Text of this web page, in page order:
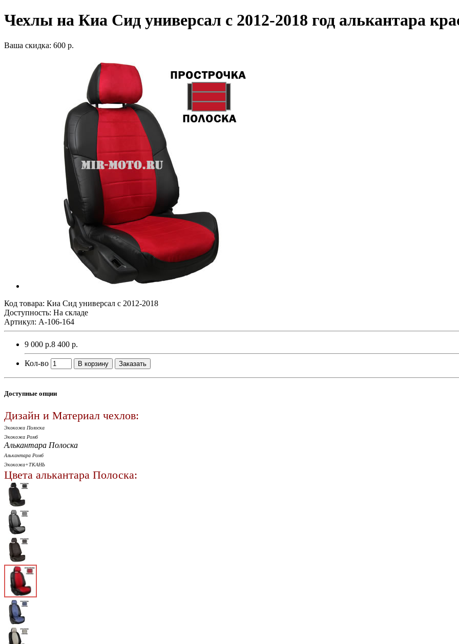
Чехлы на Киа Сид универсал с 2012-2018 год алькантара
Ваша скидка: 600 р.
Код товара: Киа Сид универсал с 2012-2018
Доступность: На складе
Артикул: A-106-164
9 000 р.8 400 р.
Кол-во В корзину Заказать
Доступные опции
Дизайн и Материал чехлов:
Экокожа Полоска
Экокожа Ромб
Алькантара Полоска
Алькантара Ромб
Экокожа+ТКАНЬ
Цвета алькантара Полоска: